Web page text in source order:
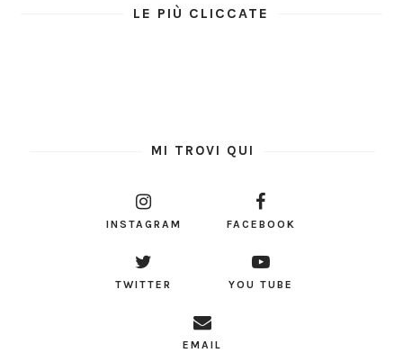
LE PIÙ CLICCATE
MI TROVI QUI
INSTAGRAM FACEBOOK
TWITTER YOU TUBE
EMAIL